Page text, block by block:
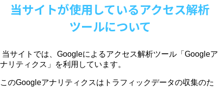
当サイトが使用しているアクセス解析
ツールについて
当サイトでは、 Googleによるアクセス解析ツール「 Googleア
ナリティクス」を利用しています。
このGoogleアナリティクスはトラフィックデータの収集のた